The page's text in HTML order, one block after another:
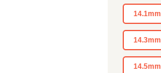
14.1mm
14.3mm
14.5mm